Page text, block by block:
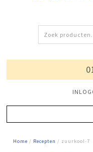
Zoeken
naar:
Home / Recepten / zuurkool-7